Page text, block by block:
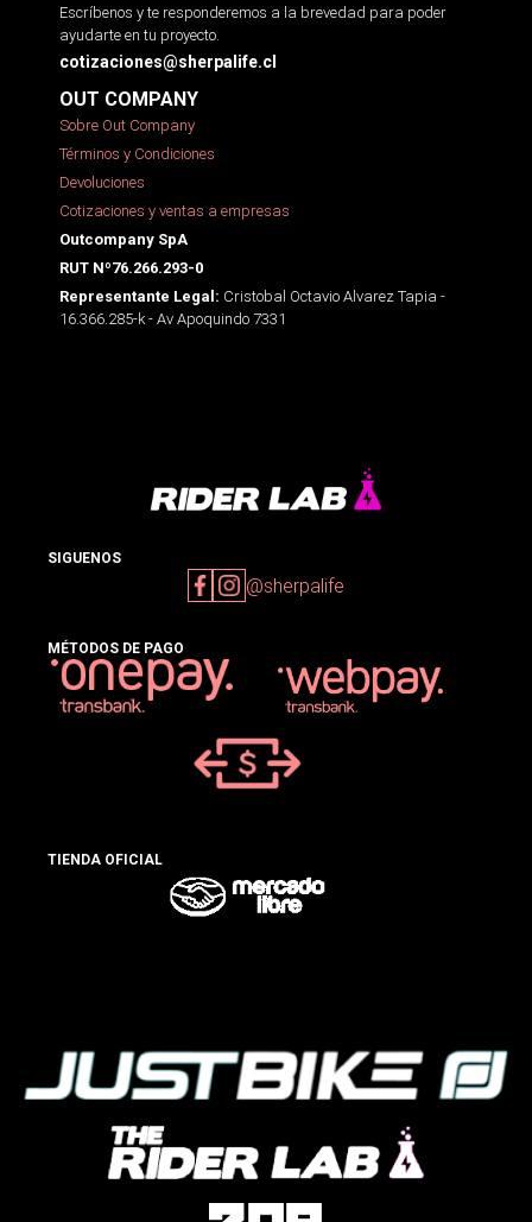
Escríbenos y te responderemos a la brevedad para poder
ayudarte en tu proyecto.
cotizaciones@sherpalife.cl
OUT COMPANY
Sobre Out Company
Términos y Condiciones
Devoluciones
Cotizaciones y ventas a empresas
Outcompany SpA
RUT Nº76.266.293-0
Representante Legal: Cristobal Octavio Alvarez Tapia -
16.366.285-k - Av Apoquindo 7331
SIGUENOS
@sherpalife
MÉTODOS DE PAGO
TIENDA OFICIAL